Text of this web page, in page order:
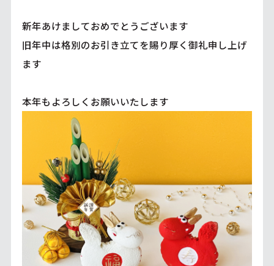
新年あけましておめでとうございます
旧年中は格別のお引き立てを賜り厚く御礼申し上げ
ます
本年もよろしくお願いいたします